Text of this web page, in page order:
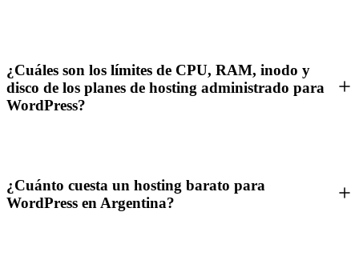
¿Cuáles son los límites de CPU, RAM, inodo y
disco de los planes de hosting administrado para
WordPress?
¿Cuánto cuesta un hosting barato para
WordPress en Argentina?